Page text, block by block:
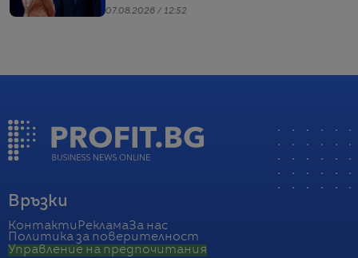
кризата в Сеута
07.08.2026 / 12:52
Връзки
Контакти РекламаЗа нас
Политика за поверителност
Управление на предпочитания